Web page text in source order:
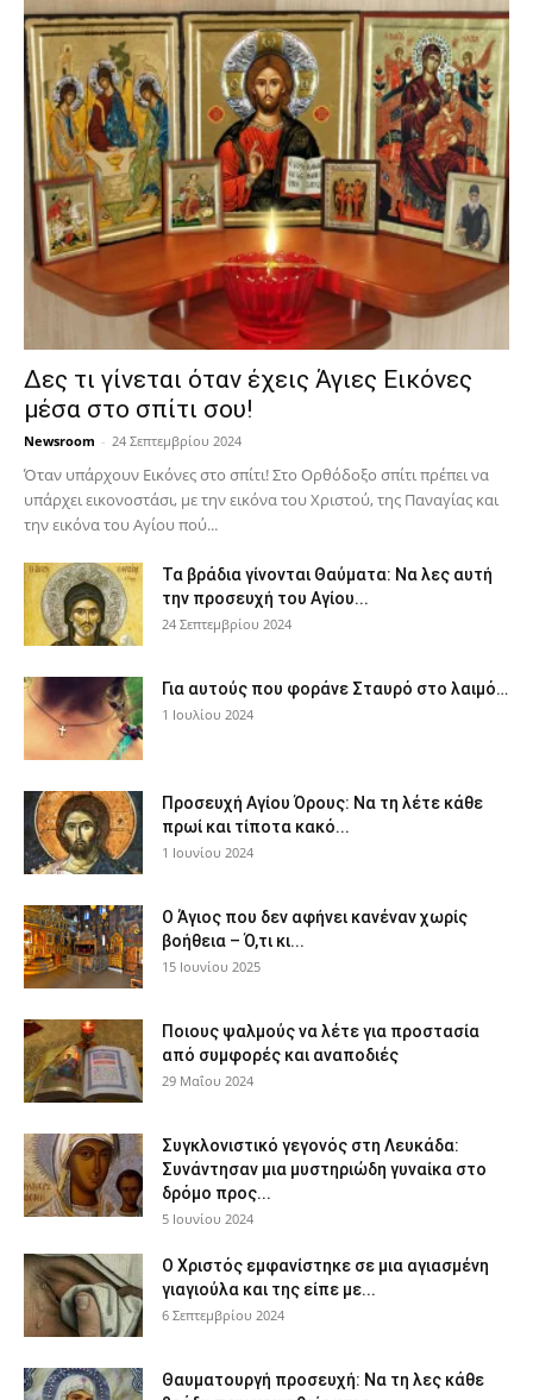
Δες τι γίνεται όταν έχεις Άγιες Εικόνες
μέσα στο σπίτι σου!
Newsroom - 24 Σεπτεμβρίου 2024
Όταν υπάρχουν Εικόνες στο σπίτι! Στο Ορθόδοξο σπίτι πρέπει να
υπάρχει εικονοστάσι, με την εικόνα του Χριστού, της Παν­αγίας και
την εικόνα του Αγίου πού...
Τα βράδια γίνονται Θαύματα: Να λες αυτή
την προσευχή του Αγίου...
24 Σεπτεμβρίου 2024
Για αυτούς που φοράνε Σταυρό στο λαιμό…
1 Ιουλίου 2024
Προσευχή Αγίου Όρους: Να τη λέτε κάθε
πρωί και τίποτα κακό...
1 Ιουνίου 2024
Ο Άγιος που δεν αφήνει κανέναν χωρίς
βοήθεια – Ό,τι κι...
15 Ιουνίου 2025
Ποιους ψαλμούς να λέτε για προστασία
από συμφορές και αναποδιές
29 Μαΐου 2024
Συγκλονιστικό γεγονός στη Λευκάδα:
Συνάντησαν μια μυστηριώδη γυναίκα στο
δρόμο προς...
5 Ιουνίου 2024
Ο Χριστός εμφανίστηκε σε μια αγιασμένη
γιαγιούλα και της είπε με...
6 Σεπτεμβρίου 2024
Θαυματουργή προσευχή: Να τη λες κάθε